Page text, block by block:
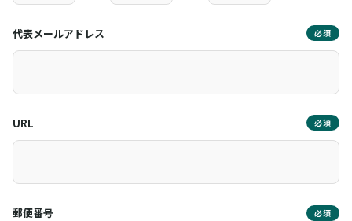
代表メールアドレス 必須
URL 必須
郵便番号 必須